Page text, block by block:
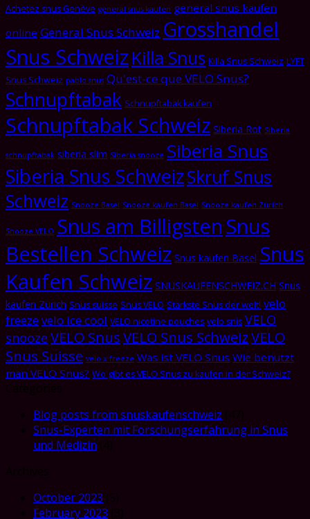
Achetez snus Genève general snus kaufen general snus kaufen
online General Snus Schweiz Grosshandel
Snus Schweiz Killa Snus Killa Snus Schweiz LYFT
Snus Schweiz pablo snus Qu'est-ce que VELO Snus?
Schnupftabak Schnupftabak kaufen
Schnupftabak Schweiz Siberia Rot Siberia
schnupftabak siberia slim Siberia snooze Siberia Snus
Siberia Snus SchweizSkruf Snus
Schweiz Snooze Basel Snooze kaufen Basel Snooze kaufen Zürich
Snooze VELO Snus am BilligstenSnus
Bestellen Schweiz Snus kaufen Basel Snus
Kaufen Schweiz SNUSKAUFENSCHWEIZ.CH Snus
kaufen Zürich Snus suisse Snus VELO Stärkste Snus der welt! velo
freeze velo ice cool VELO nicotine pouches velo snis VELO
snooze VELO SnusVELO Snus SchweizVELO
Snus Suisse velo x freeze Was ist VELO Snus Wie benutzt
man VELO Snus? Wo gibt es VELO Snus zu kaufen in der Schweiz?
Blog posts from snuskaufenschweiz
Snus-Experten mit Forschungserfahrung in Snus
und Medizin
October 2023
February 2023